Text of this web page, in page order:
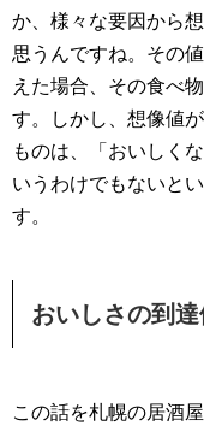
か、様々な要因から
思うんですね。その
えた場合、その食べ
す。しかし、想像値
ものは、「おいしく
いうわけでもないと
す。
おいしさの到
この話を札幌の居酒